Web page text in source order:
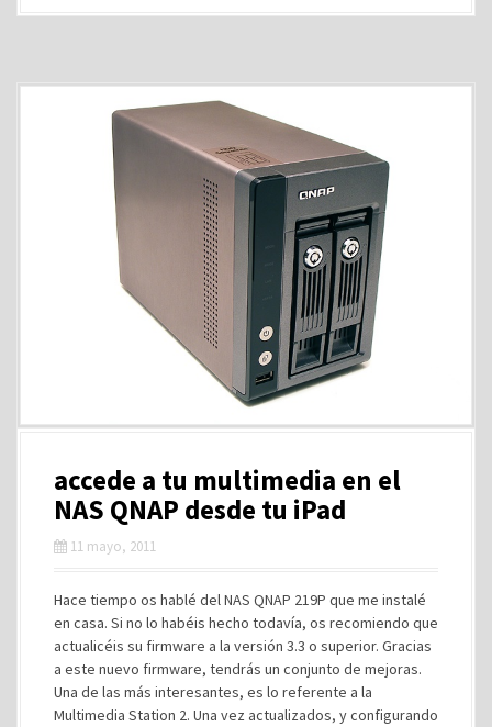
accede a tu multimedia en el
NAS QNAP desde tu iPad
11 mayo, 2011
Hace tiempo os hablé del NAS QNAP 219P que me instalé
en casa. Si no lo habéis hecho todavía, os recomiendo que
actualicéis su firmware a la versión 3.3 o superior. Gracias
a este nuevo firmware, tendrás un conjunto de mejoras.
Una de las más interesantes, es lo referente a la
Multimedia Station 2. Una vez actualizados, y configurando